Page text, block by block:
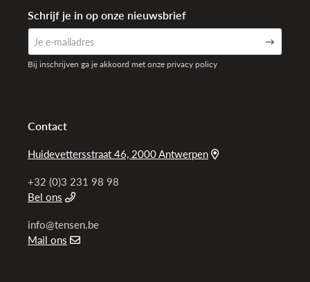
Contact
Huidevettersstraat 46, 2000 Antwerpen
+32 (0)3 231 98 98
Bel ons
info@tensen.be
Mail ons
Schrijf je in op onze nieuwsbrief
Bij inschrijven ga je akkoord met onze privacy policy